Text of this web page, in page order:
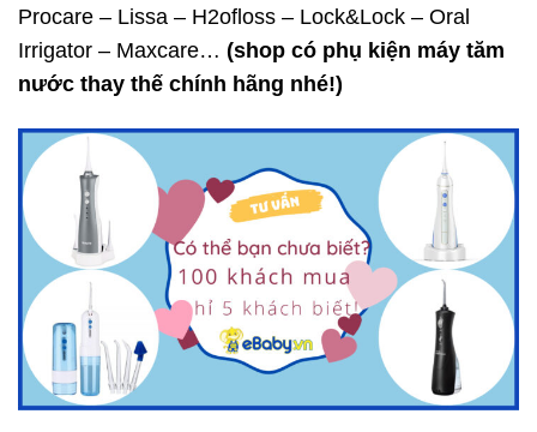
Procare – Lissa – H2ofloss – Lock&Lock – Oral
Irrigator – Maxcare… (shop có phụ kiện máy tăm
nước thay thế chính hãng nhé!)